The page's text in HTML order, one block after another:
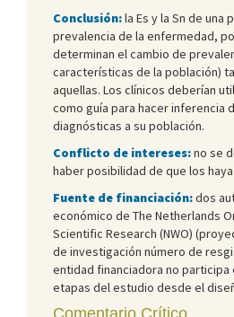
Conclusión:la Es y la Sn de una
prevalencia de la enfermedad,
determinan el cambio de
características de la población)
aquellas. Los clínicos deberían
como guía para hacer inferencia
diagnósticas a su población.
Conflicto de intereses:no se
haber posibilidad de que los
Fuente de financiación:dos
económico de The Netherlands
Scientific Research (NWO)
de investigación número de
entidad financiadora no participa
etapas del estudio desde el
Comentario Crítico